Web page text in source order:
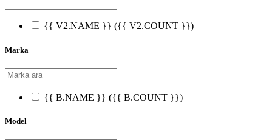
{{ V2.NAME }} ({{ V2.COUNT }})
Marka
{{ B.NAME }} ({{ B.COUNT }})
Model